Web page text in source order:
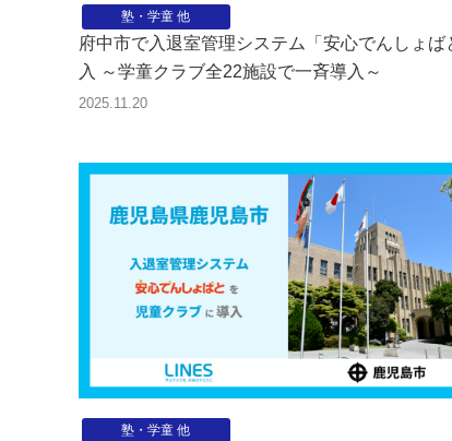
塾・学童 他
府中市で入退室管理システム「安心でんしょば
入 ～学童クラブ全22施設で一斉導入～
2025.11.20
塾・学童 他